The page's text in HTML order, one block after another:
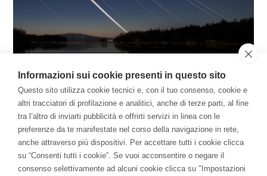
Il canto delle stelle
QUESTO ARTICOLO HA UN COMMENTO
Informazioni sui cookie presenti in questo sito
Questo sito utilizza cookie tecnici e, con il tuo consenso, cookie e
altri tracciatori di profilazione e analitici, anche di terze parti, al fine
tra l’altro di inviarti pubblicità e offrirti servizi in linea con le
preferenze da te manifestate nel corso della navigazione in rete,
anche attraverso più dispositivi. Per accettare tutti i cookie clicca
su “Consenti tutti i cookie”. Se vuoi acconsentire o negare il
consenso selettivamente ad alcuni cookie clicca su "Impostazioni